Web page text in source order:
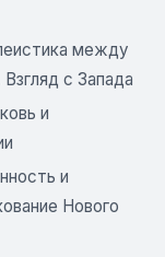
между
с Запада
и
и
Нового